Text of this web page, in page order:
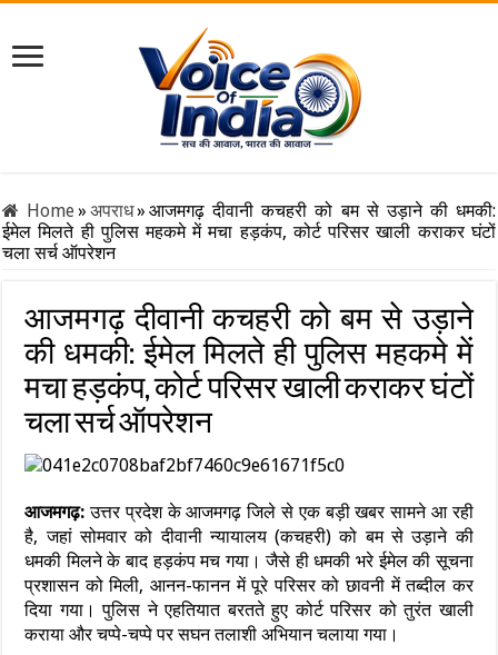
Home» अपराध» आजमगढ़ दीवानी कचहरी को बम से उड़ाने की धमकी:
ईमेल मिलते ही पुलिस महकमे में मचा हड़कंप, कोर्ट परिसर खाली कराकर घंटों
चला सर्च ऑपरेशन
आजमगढ़ दीवानी कचहरी को बम से उड़ाने
की धमकी: ईमेल मिलते ही पुलिस महकमे में
मचा हड़कंप, कोर्ट परिसर खाली कराकर घंटों
चला सर्च ऑपरेशन
आजमगढ़: उत्तर प्रदेश के आजमगढ़ जिले से एक बड़ी खबर सामने आ रही
है, जहां सोमवार को दीवानी न्यायालय (कचहरी) को बम से उड़ाने की
धमकी मिलने के बाद हड़कंप मच गया। जैसे ही धमकी भरे ईमेल की सूचना
प्रशासन को मिली, आनन-फानन में पूरे परिसर को छावनी में तब्दील कर
दिया गया। पुलिस ने एहतियात बरतते हुए कोर्ट परिसर को तुरंत खाली
कराया और चप्पे-चप्पे पर सघन तलाशी अभियान चलाया गया।